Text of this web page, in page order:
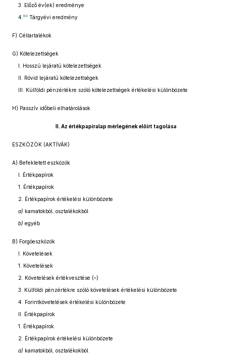
3. Előző év(ek) eredménye
4. 84 Tárgyévi eredmény
F) Céltartalékok
G) Kötelezettségek
I. Hosszú lejáratú kötelezettségek
II. Rövid lejáratú kötelezettségek
III. Külföldi pénzértékre szóló kötelezettségek értékelési különbözete
H) Passzív időbeli elhatárolások
II. Az értékpapíralap mérlegének előírt tagolása
ESZKÖZÖK (AKTÍVÁK)
A) Befektetett eszközök
I. Értékpapírok
1. Értékpapírok
2. Értékpapírok értékelési különbözete
a) kamatokból, osztalékokból
b) egyéb
B) Forgóeszközök
I. Követelések
1. Követelések
2. Követelések értékvesztése (–)
3. Külföldi pénzértékre szóló követelések értékelési különbözete
4. Forintkövetelések értékelési különbözete
II. Értékpapírok
1. Értékpapírok
2. Értékpapírok értékelési különbözete
a) kamatokból, osztalékokból